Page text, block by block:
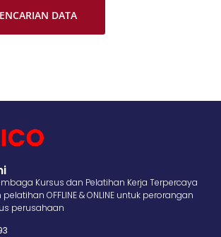
DATA
Kursus dan Pelatihan Kerja Terpercaya
OFFLINE & ONLINE untuk perorangan
perusahaan